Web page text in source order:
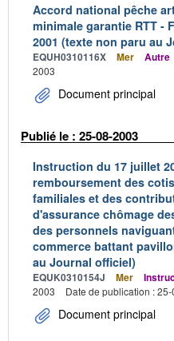
Accord national pêche
minimale garantie RTT -
2001 (texte non paru au
EQUH0310116X Mer Autre
2003
Document principal
Publié le : 25-08-2003
Instruction du 17 juillet
remboursement des
familiales et des
d'assurance chômage
des personnels
commerce battant
au Journal officiel)
EQUK0310154J Mer
2003
Date de publication :
Document principal